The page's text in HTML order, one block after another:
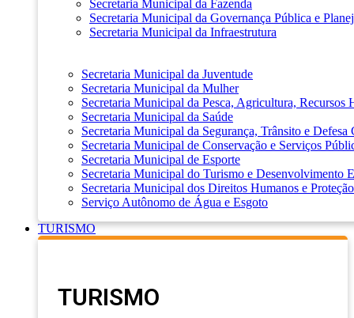
Secretaria Municipal da Fazenda
Secretaria Municipal da Governança Pública e
Secretaria Municipal da Infraestrutura
Secretaria Municipal da Juventude
Secretaria Municipal da Mulher
Secretaria Municipal da Pesca, Agricultura, Recursos
Secretaria Municipal da Saúde
Secretaria Municipal da Segurança, Trânsito e Defesa
Secretaria Municipal de Conservação e Serviços
Secretaria Municipal de Esporte
Secretaria Municipal do Turismo e Desenvolvimento
Secretaria Municipal dos Direitos Humanos e
Serviço Autônomo de Água e Esgoto
TURISMO
TURISMO